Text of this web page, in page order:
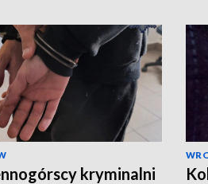
kryminalni